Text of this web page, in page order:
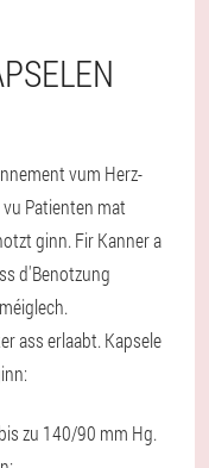
vum Herz-
Patienten mat
ginn. Fir Kanner a
d'Benotzung
ass erlaabt. Kapsele
zu 140/90 mm Hg.